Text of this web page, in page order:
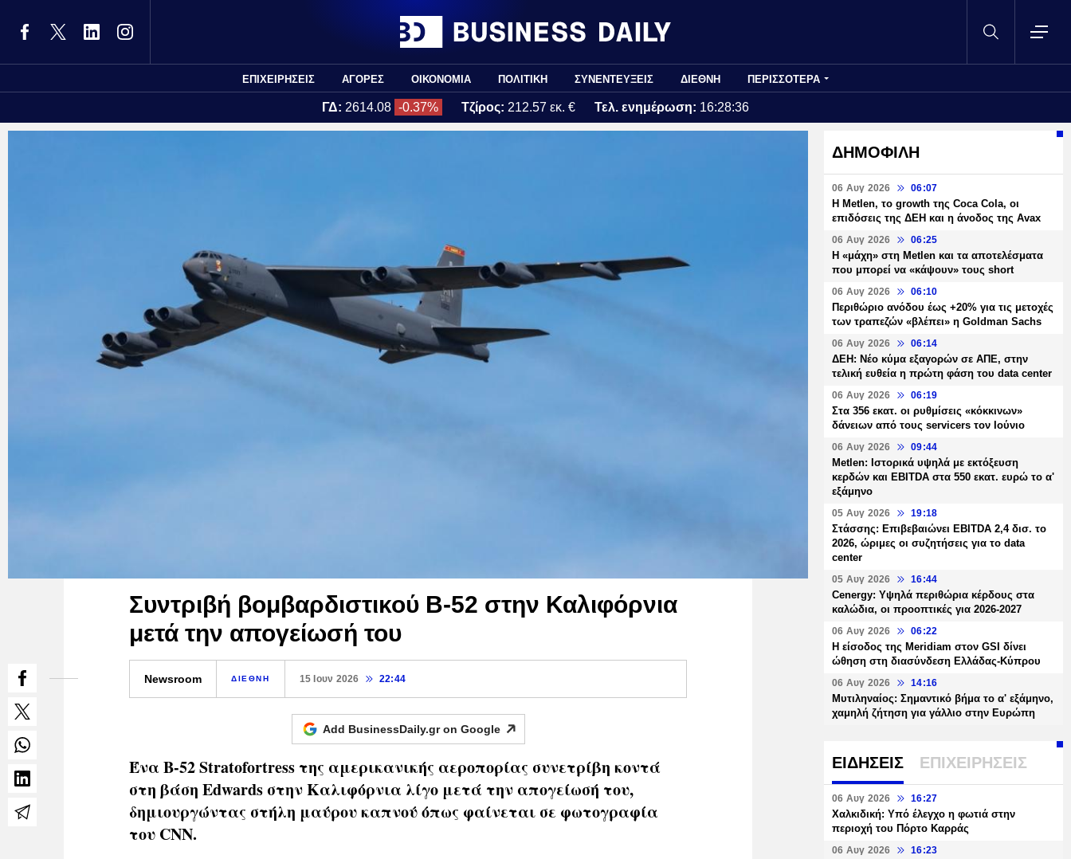
ΕΠΙΧΕΙΡΗΣΕΙΣ ΑΓΟΡΕΣ ΟΙΚΟΝΟΜΙΑ ΠΟΛΙΤΙΚΗ ΣΥΝΕΝΤΕΥΞΕΙΣ ΔΙΕΘΝΗ ΠΕΡΙΣΣΟΤΕΡΑ
ΓΔ: 2614.08 -0.37% Τζίρος: 212.57 εκ. € Τελ. ενημέρωση: 16:28:36
Συντριβή βομβαρδιστικού B-52 στην Καλιφόρνια
μετά την απογείωσή του
Newsroom ΔΙΕΘΝΗ 15 Ιουν 2026 22:44
Add BusinessDaily.gr on Google
Ένα B-52 Stratofortress της αμερικανικής αεροπορίας συνετρίβη κοντά
στη βάση Edwards στην Καλιφόρνια λίγο μετά την απογείωσή του,
δημιουργώντας στήλη μαύρου καπνού όπως φαίνεται σε φωτογραφία
του CNN.
ΔΗΜΟΦΙΛΗ
06 Αυγ 2026 06:07
H Metlen, το growth της Coca Cola, οι
επιδόσεις της ΔΕΗ και η άνοδος της Avax
06 Αυγ 2026 06:25
H «μάχη» στη Metlen και τα αποτελέσματα
που μπορεί να «κάψουν» τους short
06 Αυγ 2026 06:10
Περιθώριο ανόδου έως +20% για τις μετοχές
των τραπεζών «βλέπει» η Goldman Sachs
06 Αυγ 2026 06:14
ΔΕΗ: Νέο κύμα εξαγορών σε ΑΠΕ, στην
τελική ευθεία η πρώτη φάση του data center
06 Αυγ 2026 06:19
Στα 356 εκατ. οι ρυθμίσεις «κόκκινων»
δάνειων από τους servicers τον Ιούνιο
06 Αυγ 2026 09:44
Metlen: Ιστορικά υψηλά με εκτόξευση
κερδών και EBITDA στα 550 εκατ. ευρώ το α'
εξάμηνο
05 Αυγ 2026 19:18
Στάσσης: Επιβεβαιώνει EBITDA 2,4 δισ. το
2026, ώριμες οι συζητήσεις για το data
center
05 Αυγ 2026 16:44
Cenergy: Υψηλά περιθώρια κέρδους στα
καλώδια, οι προοπτικές για 2026-2027
06 Αυγ 2026 06:22
Η είσοδος της Meridiam στον GSI δίνει
ώθηση στη διασύνδεση Ελλάδας-Κύπρου
06 Αυγ 2026 14:16
Μυτιληναίος: Σημαντικό βήμα το α' εξάμηνο,
χαμηλή ζήτηση για γάλλιο στην Ευρώπη
ΕΙΔΗΣΕΙΣ ΕΠΙΧΕΙΡΗΣΕΙΣ
06 Αυγ 2026 16:27
Χαλκιδική: Υπό έλεγχο η φωτιά στην
περιοχή του Πόρτο Καρράς
06 Αυγ 2026 16:23